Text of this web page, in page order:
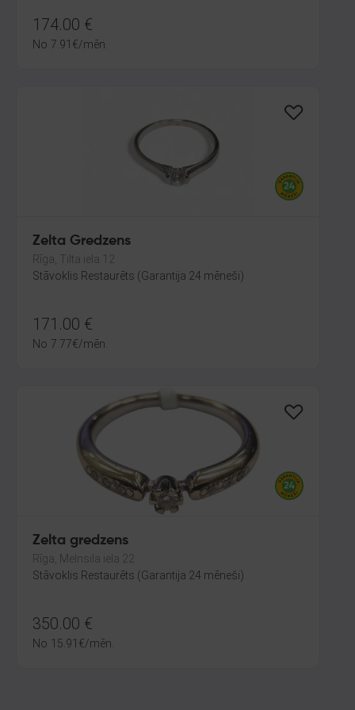
174.00 €
No 7.91 €/mēn.
Zelta Gredzens
Rīga, Tilta iela 12
Stāvoklis Restaurēts (Garantija 24 mēneši)
171.00 €
No 7.77€/mēn.
Zelta gredzens
Rīga, Melnsila iela 22
Stāvoklis Restaurēts (Garantija 24 mēneši)
350.00 €
No 15.91 €/mēn.